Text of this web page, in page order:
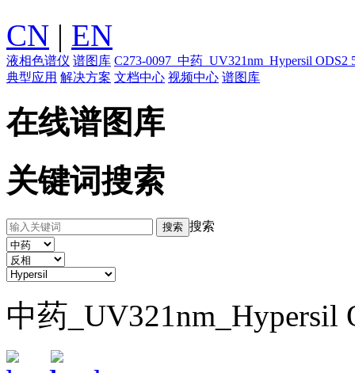
CN | EN
液相色谱仪 谱图库 C273-0097_中药_UV321nm_Hypersil
典型应用 解决方案 文档中心 视频中心 谱图库
在线谱图库
关键词搜索
搜索
中药_UV321nm_Hypersil